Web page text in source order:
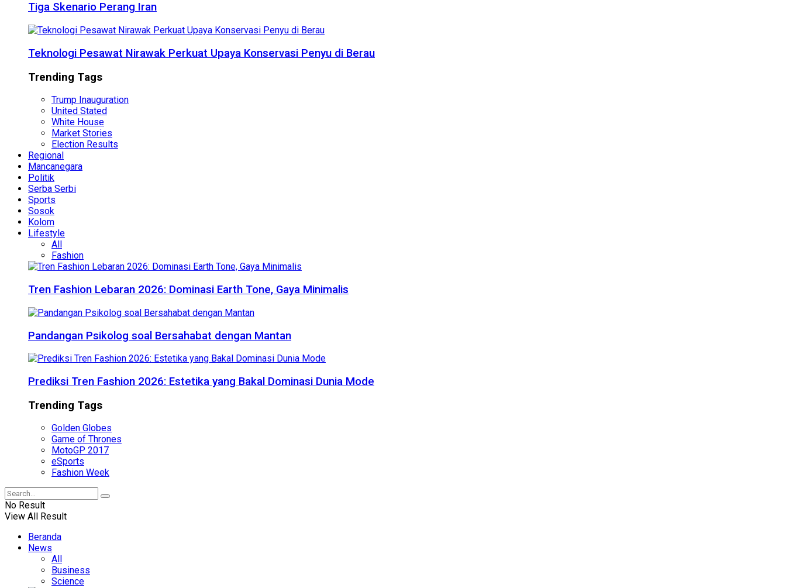
Tiga Skenario Perang Iran
Teknologi Pesawat Nirawak Perkuat Upaya Konservasi Penyu di Berau
Trending Tags
Trump Inauguration
United Stated
White House
Market Stories
Election Results
Regional
Mancanegara
Politik
Serba Serbi
Sports
Sosok
Kolom
Lifestyle
All
Fashion
Tren Fashion Lebaran 2026: Dominasi Earth Tone, Gaya Minimalis
Pandangan Psikolog soal Bersahabat dengan Mantan
Prediksi Tren Fashion 2026: Estetika yang Bakal Dominasi Dunia Mode
Trending Tags
Golden Globes
Game of Thrones
MotoGP 2017
eSports
Fashion Week
No Result
View All Result
Beranda
News
All
Business
Science